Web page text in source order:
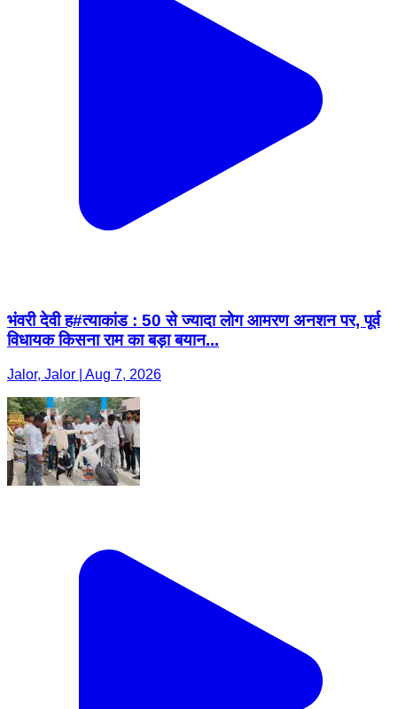
भंवरी देवी ह#त्याकांड : 50 से ज्यादा लोग आमरण अनशन पर, पूर्व
विधायक किसना राम का बड़ा बयान...
Jalor, Jalor | Aug 7, 2026